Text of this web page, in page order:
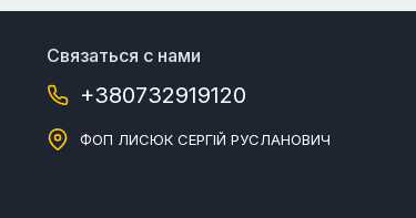
Связаться с нами
+380732919120
ФОП ЛИСЮК СЕРГІЙ РУСЛАНОВИЧ